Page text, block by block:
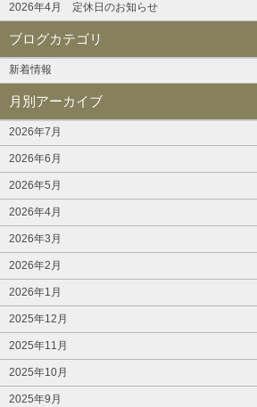
2026年4月 定休日のお知らせ
ブログカテゴリ
新着情報
月別アーカイブ
2026年7月
2026年6月
2026年5月
2026年4月
2026年3月
2026年2月
2026年1月
2025年12月
2025年11月
2025年10月
2025年9月